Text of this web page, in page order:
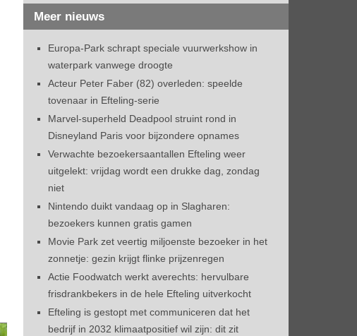
Meer nieuws
Europa-Park schrapt speciale vuurwerkshow in
waterpark vanwege droogte
Acteur Peter Faber (82) overleden: speelde
tovenaar in Efteling-serie
Marvel-superheld Deadpool struint rond in
Disneyland Paris voor bijzondere opnames
Verwachte bezoekersaantallen Efteling weer
uitgelekt: vrijdag wordt een drukke dag, zondag
niet
Nintendo duikt vandaag op in Slagharen:
bezoekers kunnen gratis gamen
Movie Park zet veertig miljoenste bezoeker in het
zonnetje: gezin krijgt flinke prijzenregen
Actie Foodwatch werkt averechts: hervulbare
frisdrankbekers in de hele Efteling uitverkocht
Efteling is gestopt met communiceren dat het
bedrijf in 2032 klimaatpositief wil zijn: dit zit